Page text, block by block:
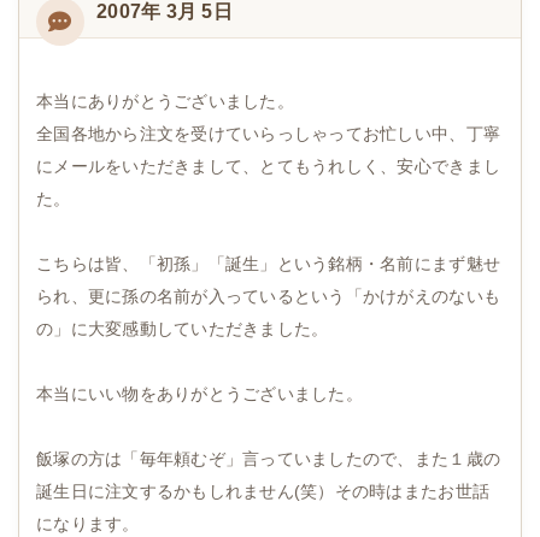
2007年 3月 5日
本当にありがとうございました。
全国各地から注文を受けていらっしゃってお忙しい中、丁寧
にメールをいただきまして、とてもうれしく、安心できまし
た。
こちらは皆、「初孫」「誕生」という銘柄・名前にまず魅せ
られ、更に孫の名前が入っているという「かけがえのないも
の」に大変感動していただきました。
本当にいい物をありがとうございました。
飯塚の方は「毎年頼むぞ」言っていましたので、また１歳の
誕生日に注文するかもしれません(笑）その時はまたお世話
になります。